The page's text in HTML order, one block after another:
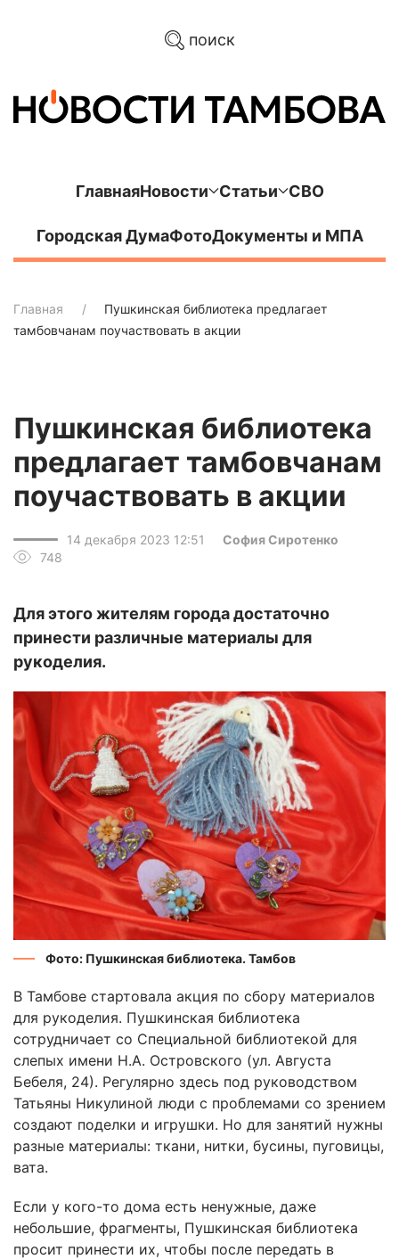
поиск
ГлавнаяНовости Статьи СВО
Городская ДумаФотоДокументы и МПА
Главная
Пушкинская библиотека предлагает
тамбовчанам поучаствовать в акции
Пушкинская библиотека
предлагает тамбовчанам
поучаствовать в акции
14 декабря 2023 12:51
София Сиротенко
748
Для этого жителям города достаточно
принести различные материалы для
рукоделия.
Фото: Пушкинская библиотека. Тамбов
В Тамбове стартовала акция по сбору материалов
для рукоделия. Пушкинская библиотека
сотрудничает со Специальной библиотекой для
слепых имени Н.А. Островского (ул. Августа
Бебеля, 24). Регулярно здесь под руководством
Татьяны Никулиной люди с проблемами со зрением
создают поделки и игрушки. Но для занятий нужны
разные материалы: ткани, нитки, бусины, пуговицы,
вата.
Если у кого-то дома есть ненужные, даже
небольшие, фрагменты, Пушкинская библиотека
просит принести их, чтобы после передать в